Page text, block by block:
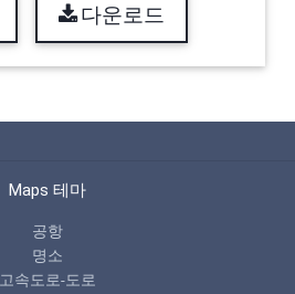
다운로드
Maps 테마
공항
명소
고속도로-도로